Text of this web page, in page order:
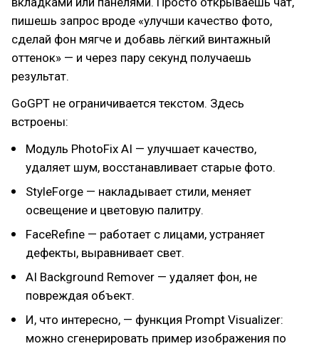
пишешь запрос вроде «улучши качество фото,
сделай фон мягче и добавь лёгкий винтажный
оттенок» — и через пару секунд получаешь
результат.
GoGPT не ограничивается текстом. Здесь
встроены:
Модуль PhotoFix AI — улучшает качество,
удаляет шум, восстанавливает старые фото.
StyleForge — накладывает стили, меняет
освещение и цветовую палитру.
FaceRefine — работает с лицами, устраняет
дефекты, выравнивает свет.
AI Background Remover — удаляет фон, не
повреждая объект.
И, что интересно, — функция Prompt Visualizer:
можно сгенерировать пример изображения по